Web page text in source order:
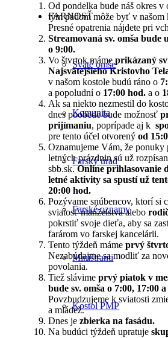
FARNOSŤ
Sväté omše
Komunita
Farský úrad
Farské oznamy
Miništranti
Kostol PMP
Od pondelka bude náš okres v
tým pádom môže byť v
Presné opatrenia nájdete pri
Streamovaná sv. omša bude
o 9:00.
Vo štvrtok mámeprikázaný
Najsvätejšieho Kristovho
v našom kostole budú ráno o
a popoludní o 17:00 hod.a o
Ak sa niekto nezmestil do
dnes poobede bude možnosť
prijímaniu, poprípade aj k
pre tento účel otvorenýod
Oznamujeme Vám, že ponuky
letných prázdnin sú už
sbb.sk.Online prihlasovanie
letné aktivity sa spustí už
20:00 hod.
Pozývame snúbencov, ktorí si
sviatosť manželstva alebo
pokrstiť svoje dieťa, aby sa
farárom vo farskej kancelárii.
Tento týždeň mámeprvý
Nezabúdajme sa modliť za
povolania.
Tiež slávimeprvý piatok v
bude sv. omša o 7:00, 17:00
Povzbudzujeme k sviatosti
a mládež.
Dnes jezbierka na fasádu.
Na budúci týždeň upratuje